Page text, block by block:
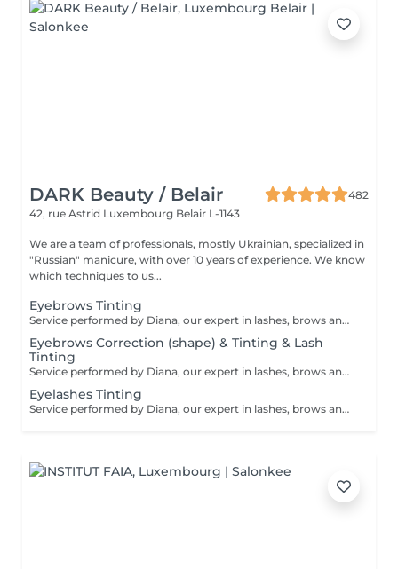
DARK Beauty / Belair
482
42, rue Astrid Luxembourg Belair L-1143
We are a team of professionals, mostly Ukrainian, specialized in
"Russian" manicure, with over 10 years of experience. We know
which techniques to us...
Eyebrows Tinting
Service performed by Diana, our expert in lashes, brows and hair removal, with over 10 years of experience, ensuring precision and high-quality results.
Eyebrows Correction (shape) & Tinting & Lash
Tinting
Service performed by Diana, our expert in lashes, brows and hair removal, with over 10 years of experience, ensuring precision and high-quality results.
Eyelashes Tinting
Service performed by Diana, our expert in lashes, brows and hair removal, with over 10 years of experience, ensuring precision and high-quality results.